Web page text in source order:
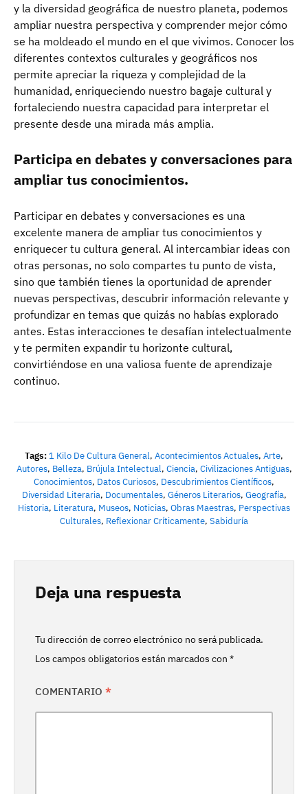
y la diversidad geográfica de nuestro planeta, podemos
ampliar nuestra perspectiva y comprender mejor cómo
se ha moldeado el mundo en el que vivimos. Conocer los
diferentes contextos culturales y geográficos nos
permite apreciar la riqueza y complejidad de la
humanidad, enriqueciendo nuestro bagaje cultural y
fortaleciendo nuestra capacidad para interpretar el
presente desde una mirada más amplia.
Participa en debates y conversaciones para
ampliar tus conocimientos.
Participar en debates y conversaciones es una
excelente manera de ampliar tus conocimientos y
enriquecer tu cultura general. Al intercambiar ideas con
otras personas, no solo compartes tu punto de vista,
sino que también tienes la oportunidad de aprender
nuevas perspectivas, descubrir información relevante y
profundizar en temas que quizás no habías explorado
antes. Estas interacciones te desafían intelectualmente
y te permiten expandir tu horizonte cultural,
convirtiéndose en una valiosa fuente de aprendizaje
continuo.
Tags: 1 Kilo De Cultura General, Acontecimientos Actuales, Arte,
Autores, Belleza, Brújula Intelectual, Ciencia, Civilizaciones Antiguas,
Conocimientos, Datos Curiosos, Descubrimientos Científicos,
Diversidad Literaria, Documentales, Géneros Literarios, Geografía,
Historia, Literatura, Museos, Noticias, Obras Maestras, Perspectivas
Culturales, Reflexionar Críticamente, Sabiduría
Deja una respuesta
Tu dirección de correo electrónico no será publicada.
Los campos obligatorios están marcados con *
COMENTARIO *